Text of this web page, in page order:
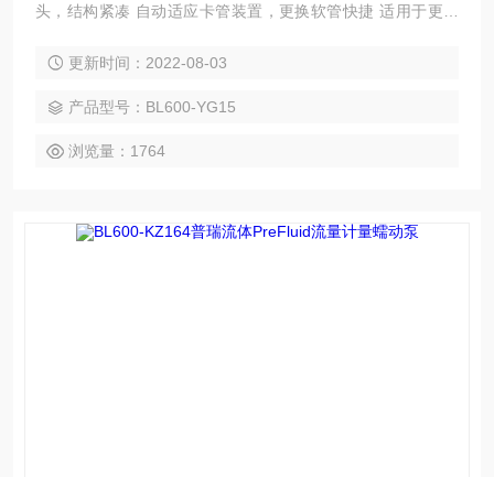
头，结构紧凑 自动适应卡管装置，更换软管快捷 适用于更多
更新时间：2022-08-03
产品型号：BL600-YG15
浏览量：1764